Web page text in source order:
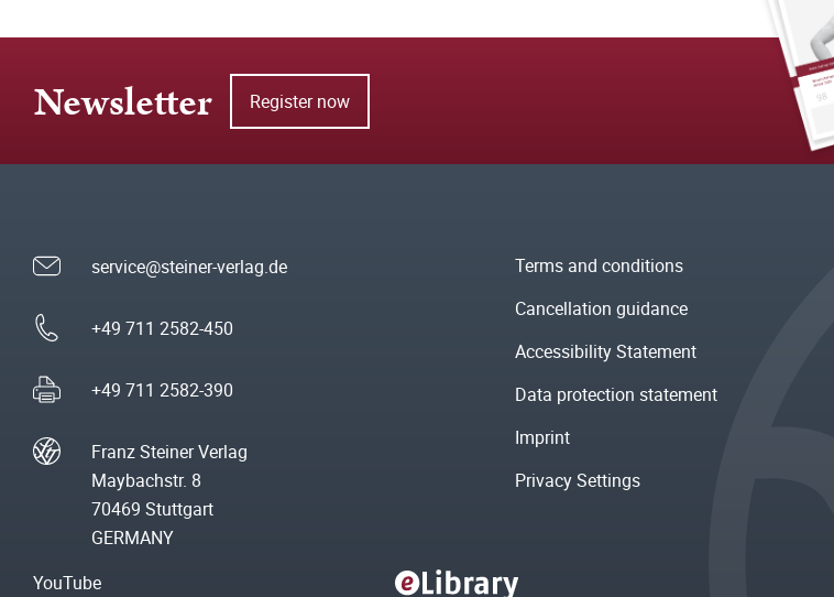
Newsletter Register now
service@steiner-verlag.de
+49 711 2582-450
+49 711 2582-390
Franz Steiner Verlag
Maybachstr. 8
70469 Stuttgart
GERMANY
Terms and conditions
Cancellation guidance
Accessibility Statement
Data protection statement
Imprint
Privacy Settings
YouTube